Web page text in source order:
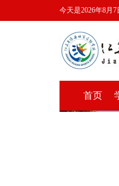
今天是2026年8月
首页